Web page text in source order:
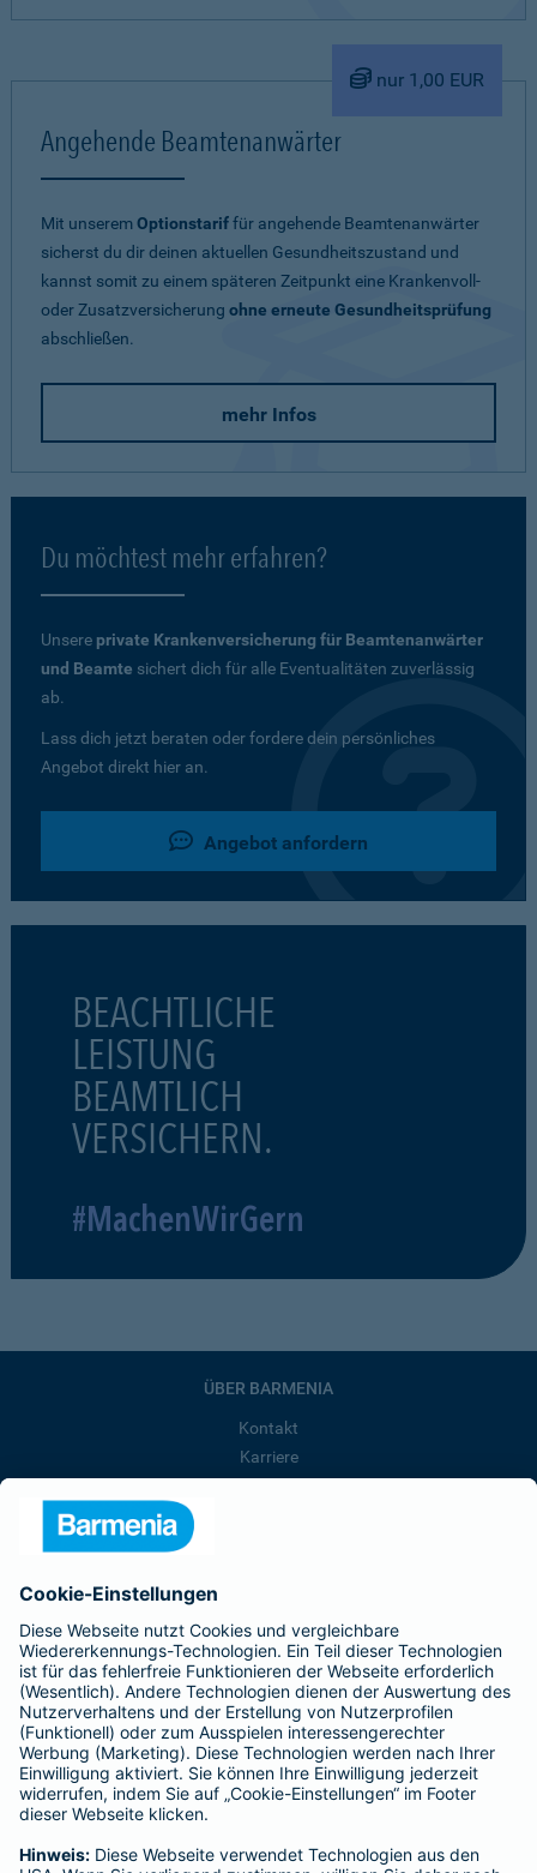
nur 1,00 EUR
Angehende Beamtenanwärter
Mit unseremOptionstariffür angehende Beamtenanwärter
sicherst du dir deinen aktuellen Gesundheitszustand und
kannst somit zu einem späteren Zeitpunkt eine Krankenvoll-
oder Zusatzversicherung ohne erneute Gesundheitsprüfung
abschließen.
mehr Infos
Du möchtest mehr erfahren?
Unsere private Krankenversicherung für Beamtenanwärter
und Beamte sichert dich für alle Eventualitäten zuverlässig
ab.
Lass dich jetzt beraten oder fordere dein persönliches
Angebot direkt hier an.
Angebot anfordern
BEACHTLICHE
LEISTUNG
BEAMTLICH
VERSICHERN.
#MachenWirGern
ÜBER BARMENIA
Kontakt
Karriere
Barmenia ist Teil der BarmeniaGothaer
BELIEBTE SEITEN
Kranken-Zusatzversicherung
Tierversicherungen
Haftpflichtversicherung
Hausratversicherung